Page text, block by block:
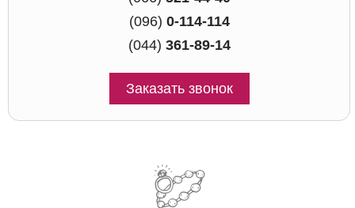
(096) 0-114-114
(044) 361-89-14
Заказать звонок